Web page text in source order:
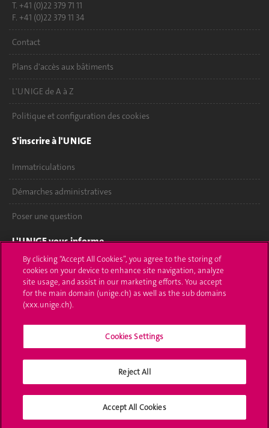
T. +41 (0)22 379 71 11
F. +41 (0)22 379 11 34
Contact
Plans d'accès aux bâtiments
L'UNIGE de A à Z
Politique et configuration des cookies
S'inscrire à l'UNIGE
Immatriculations
Démarches administratives
Poser une question
L'UNIGE vous informe
UNIGE Mobile
Médias
By clicking “Accept All Cookies”, you agree to the storing of
cookies on your device to enhance site navigation, analyze
site usage, and assist in our marketing efforts. You accept
for the main domain (unige.ch) as well as the sub domains
(xxx.unige.ch).
Cookies Settings
Reject All
Accept All Cookies